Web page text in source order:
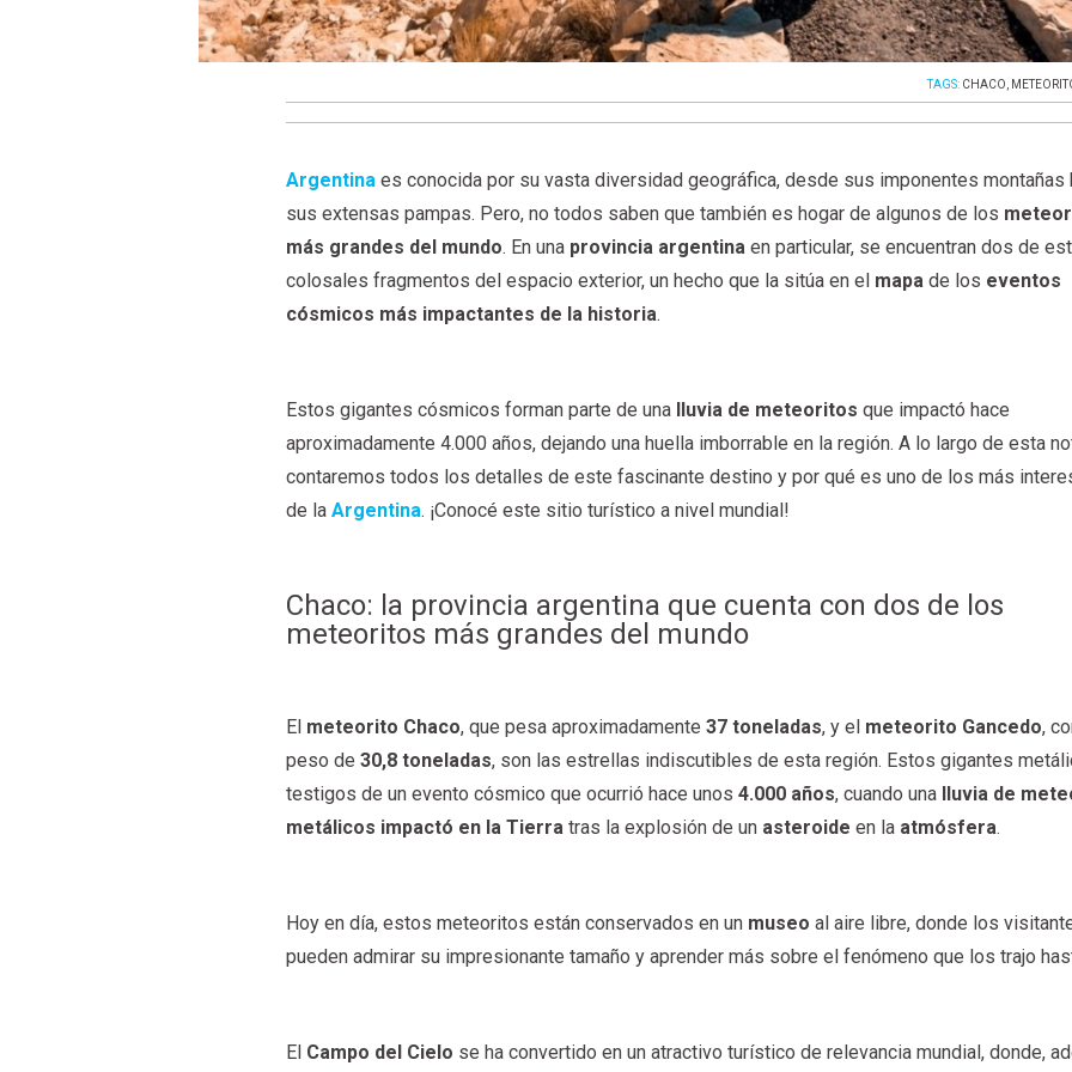
TAGS: CHACO
Argentina es conocida por su vasta diversidad geográfica, desde sus imponentes montañas
sus extensas pampas. Pero, no todos saben que también es hogar de algunos de los
más grandes del mundo. En una provincia argentina en particular, se encuentran dos de
colosales fragmentos del espacio exterior, un hecho que la sitúa en el mapa de los eventos
cósmicos más impactantes de la historia.
Estos gigantes cósmicos forman parte de una lluvia de meteoritos que impactó hace
aproximadamente 4.000 años, dejando una huella imborrable en la región. A lo largo de esta
contaremos todos los detalles de este fascinante destino y por qué es uno de los más
de laArgentina. ¡Conocé este sitio turístico a nivel mundial!
Chaco: la provincia argentina que cuenta con dos de los
meteoritos más grandes del mundo
El meteorito Chaco, que pesa aproximadamente37 toneladas, y el meteorito Gancedo,
peso de30,8 toneladas, son las estrellas indiscutibles de esta región. Estos gigantes
testigos de un evento cósmico que ocurrió hace unos4.000 años, cuando una lluvia de
metálicos impactó en la Tierra tras la explosión de un asteroideen la atmósfera.
Hoy en día, estos meteoritos están conservados en un museo al aire libre, donde los
pueden admirar su impresionante tamaño y aprender más sobre el fenómeno que los trajo
El Campo del Cielo se ha convertido en un atractivo turístico de relevancia mundial, donde,